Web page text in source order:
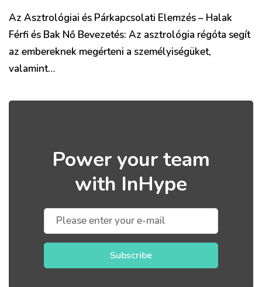
Az Asztrológiai és Párkapcsolati Elemzés – Halak
Férfi és Bak Nő Bevezetés: Az asztrológia régóta segít
az embereknek megérteni a személyiségüket,
valamint…
Power your team
with InHype
Subscribe